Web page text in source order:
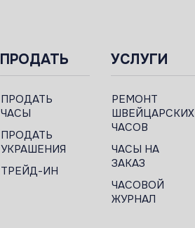
ПРОДАТЬ
ПРОДАТЬ
ЧАСЫ
ПРОДАТЬ
УКРАШЕНИЯ
ТРЕЙД-ИН
УСЛУГИ
РЕМОНТ
ШВЕЙЦАРСКИХ
ЧАСОВ
ЧАСЫ НА
ЗАКАЗ
ЧАСОВОЙ
ЖУРНАЛ